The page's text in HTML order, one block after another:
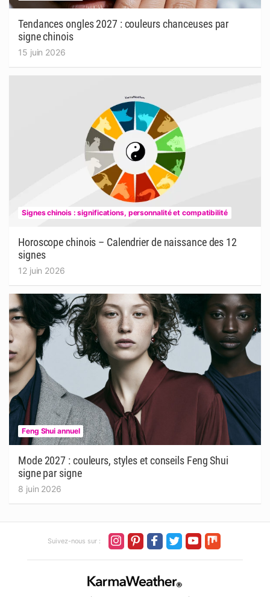
Tendances ongles 2027 : couleurs chanceuses par
signe chinois
15 juin 2026
Signes chinois : significations, personnalité et compatibilité
Horoscope chinois – Calendrier de naissance des 12
signes
12 juin 2026
Feng Shui annuel
Mode 2027 : couleurs, styles et conseils Feng Shui
signe par signe
8 juin 2026
Suivez-nous sur :